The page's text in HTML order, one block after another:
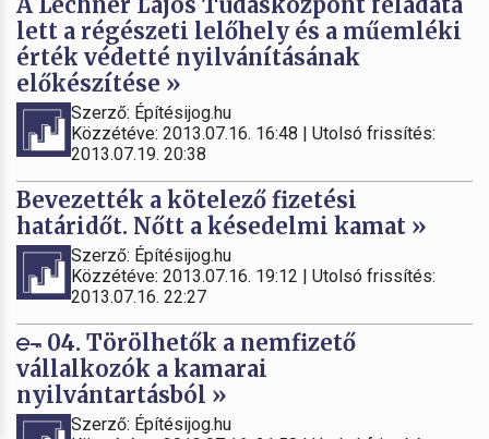
lett a régészeti lelőhely és a műemléki
érték védetté nyilvánításának
előkészítése »
Szerző: Építésijog.hu
Közzétéve: 2013.07.16. 16:48 | Utolsó frissítés:
2013.07.19. 20:38
Bevezették a kötelező fizetési
határidőt. Nőtt a késedelmi kamat »
Szerző: Építésijog.hu
Közzétéve: 2013.07.16. 19:12 | Utolsó frissítés:
2013.07.16. 22:27
04. Törölhetők a nemfizető
vállalkozók a kamarai
nyilvántartásból »
Szerző: Építésijog.hu